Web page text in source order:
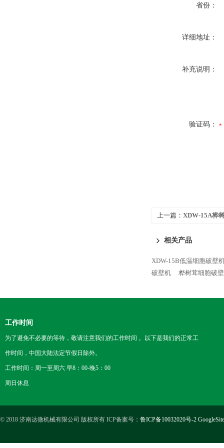
省份：
详细地址：
补充说明：
验证码：
上一篇： XDW-15A桦
相关产品
XDW-15B低温细胞破壁
破壁机
桦树茸细胞破
工作时间
为了避免不必要的等待，敬请注意我们的工作时间 。以下是我们的正常工
作时间，中国大陆法定节假日除外。
工作时间：周一至周六 早8：00-晚5：00
周日休息
© 2018 济南达微机械有限公司 版权所有 ICP备案号： 鲁ICP备10032020号-2